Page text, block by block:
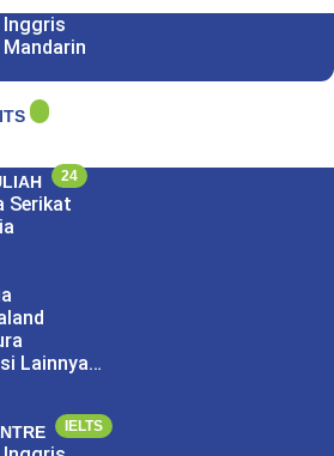
Inggris
24
Serikat
Lainnya…
IELTS